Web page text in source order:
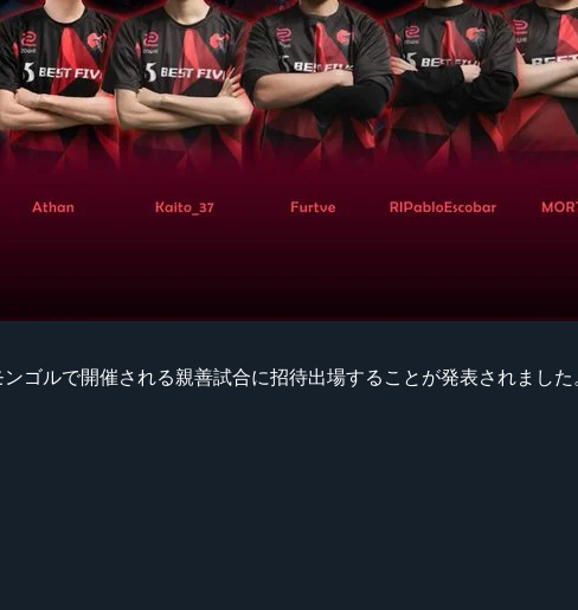
ンゴルで開催される親善試合に招待出場することが発表されました